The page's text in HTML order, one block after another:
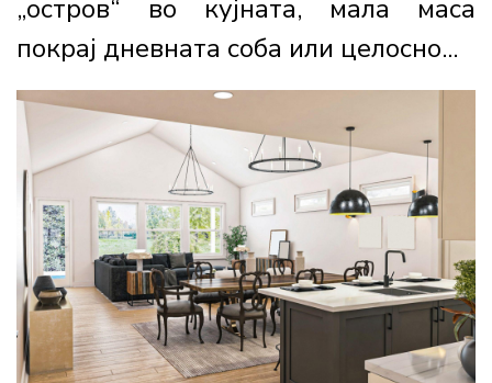
„остров“ во кујната, мала маса
покрај дневната соба или целосно...